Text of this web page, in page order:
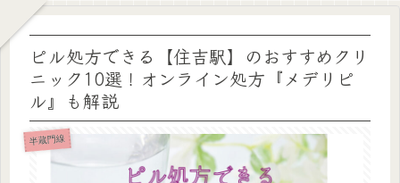
ピル処方できる【住吉駅】のおすすめクリ
ニック10選！オンライン処方『メデリピ
ル』も解説
半蔵門線